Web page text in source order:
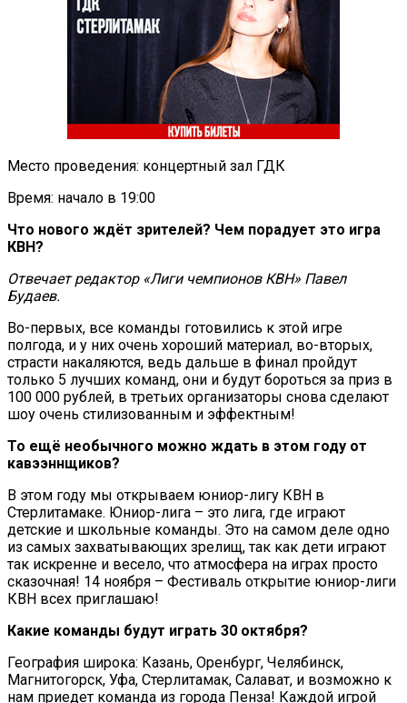
Место проведения: концертный зал ГДК
Время: начало в 19:00
Что нового ждёт зрителей? Чем порадует это игра
КВН?
Отвечает редактор «Лиги чемпионов КВН» Павел
Будаев.
Во-первых, все команды готовились к этой игре
полгода, и у них очень хороший материал, во-вторых,
страсти накаляются, ведь дальше в финал пройдут
только 5 лучших команд, они и будут бороться за приз в
100 000 рублей, в третьих организаторы снова сделают
шоу очень стилизованным и эффектным!
То ещё необычного можно ждать в этом году от
кавээннщиков?
В этом году мы открываем юниор-лигу КВН в
Стерлитамаке. Юниор-лига – это лига, где играют
детские и школьные команды. Это на самом деле одно
из самых захватывающих зрелищ, так как дети играют
так искренне и весело, что атмосфера на играх просто
сказочная! 14 ноября – Фестиваль открытие юниор-лиги
КВН всех приглашаю!
Какие команды будут играть 30 октября?
География широка: Казань, Оренбург, Челябинск,
Магнитогорск, Уфа, Стерлитамак, Салават, и возможно к
нам приедет команда из города Пенза! Каждой игрой